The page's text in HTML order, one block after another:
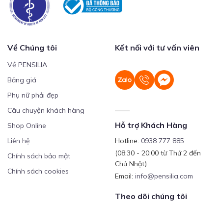
Về Chúng tôi
Về PENSILIA
Bảng giá
Phụ nữ phải đẹp
Câu chuyện khách hàng
Shop Online
Liên hệ
Chính sách bảo mật
Chính sách cookies
Kết nối với tư vấn viên
Hỗ trợ Khách Hàng
Hotline: 0938 777 885
(08:30 - 20:00 từ Thứ 2 đến
Chủ Nhật)
Email: info@pensilia.com
Theo dõi chúng tôi